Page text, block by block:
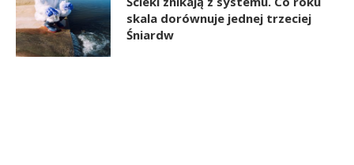
skala dorównuje jednej trzeciej
Śniardw